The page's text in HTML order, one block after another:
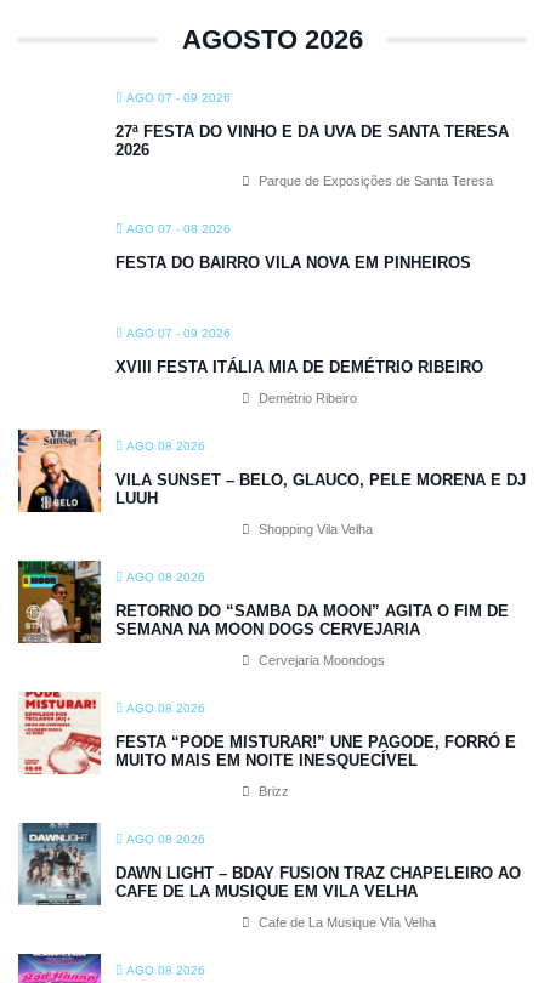
AGOSTO 2026
AGO 07 - 09 2026
27ª FESTA DO VINHO E DA UVA DE SANTA TERESA
2026
Parque de Exposições de Santa Teresa
AGO 07 - 08 2026
FESTA DO BAIRRO VILA NOVA EM PINHEIROS
AGO 07 - 09 2026
XVIII FESTA ITÁLIA MIA DE DEMÉTRIO RIBEIRO
Demétrio Ribeiro
AGO 08 2026
VILA SUNSET – BELO, GLAUCO, PELE MORENA E DJ
LUUH
Shopping Vila Velha
AGO 08 2026
RETORNO DO “SAMBA DA MOON” AGITA O FIM DE
SEMANA NA MOON DOGS CERVEJARIA
Cervejaria Moondogs
AGO 08 2026
FESTA “PODE MISTURAR!” UNE PAGODE, FORRÓ E
MUITO MAIS EM NOITE INESQUECÍVEL
Brizz
AGO 08 2026
DAWN LIGHT – BDAY FUSION TRAZ CHAPELEIRO AO
CAFE DE LA MUSIQUE EM VILA VELHA
Cafe de La Musique Vila Velha
AGO 08 2026